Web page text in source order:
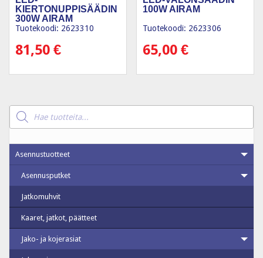
KIERTONUPPISÄÄDIN
300W AIRAM
Tuotekoodi: 2623310
81,50 €
100W AIRAM
Tuotekoodi: 2623306
65,00€
Products
search
Asennustuotteet
Asennusputket
Jatkomuhvit
Kaaret, jatkot, päätteet
Jako- ja kojerasiat